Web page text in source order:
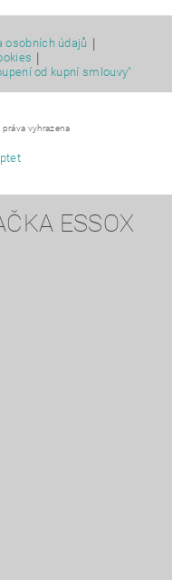
osobních údajů |
|
od kupní smlouvy"
vyhrazena
ESSOX